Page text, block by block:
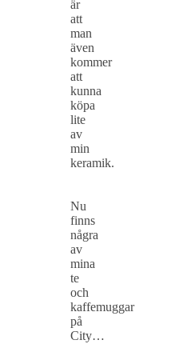
är
att
man
även
kommer
att
kunna
köpa
lite
av
min
keramik.
Nu
finns
några
av
mina
te
och
kaffemuggar
på
City…